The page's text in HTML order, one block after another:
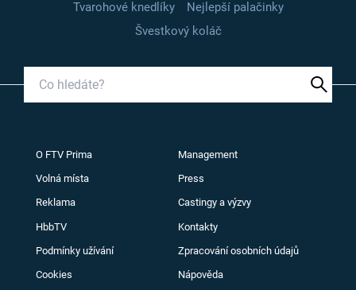
Tvarohové knedlíky
Nejlepší palačinky
Švestkový koláč
O FTV Prima Management
Volná místa Press
Reklama Castingy a výzvy
HbbTV Kontakty
Podmínky užívání Zpracování osobních údajů
Cookies Nápověda